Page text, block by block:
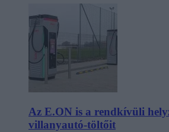
Az E.ON is a rendkívüli
villanyautó-töltőit